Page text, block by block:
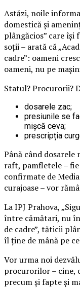
Astăzi, noile
domestică și
plângăcios” care își
soții – arată că
cadre”: oameni
oameni, nu pe
Statul? Procurorii?
dosarele zac;
presiunile se
mișcă ceva;
prescripția
Până când
raft, pamfletele – fie
confirmate de
curajoase – vor
La IPJ Prahova,
între cămătari, nu
de cadre”, tăticii
îl ține de mână pe
Vor urma noi
procurorilor – cine,
precum și fapte și